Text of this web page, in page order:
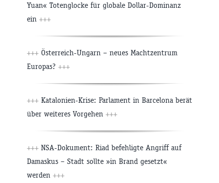
Yuan« Totenglocke für globale Dollar-Dominanz
ein +++
+++ Österreich-Ungarn – neues Machtzentrum
Europas? +++
+++ Katalonien-Krise: Parlament in Barcelona berät
über weiteres Vorgehen +++
+++ NSA-Dokument: Riad befehligte Angriff auf
Damaskus – Stadt sollte »in Brand gesetzt«
werden +++